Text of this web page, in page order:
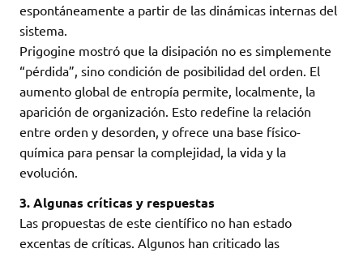
espontáneamente a partir de las dinámicas internas del
sistema.
Prigogine mostró que la disipación no es simplemente
“pérdida”, sino condición de posibilidad del orden. El
aumento global de entropía permite, localmente, la
aparición de organización. Esto redefine la relación
entre orden y desorden, y ofrece una base físico-
química para pensar la complejidad, la vida y la
evolución.
3. Algunas críticas y respuestas
Las propuestas de este científico no han estado
excentas de críticas. Algunos han criticado las